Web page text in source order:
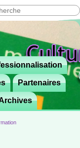
Partenaires